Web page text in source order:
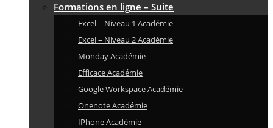
Formations en ligne – Suite
Excel – Niveau 1 Académie
Excel – Niveau 2 Académie
Monday Académie
Efficace Académie
Google Workspace Académie
Onenote Académie
IPhone Académie